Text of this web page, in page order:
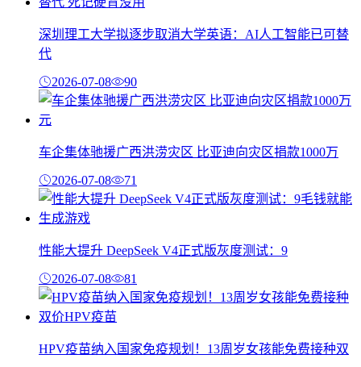
深圳理工大学拟逐步取消大学英语：AI人工智能已可替
代
2026-07-08 90
车企集体驰援广西洪涝灾区 比亚迪向灾区捐款1000万
2026-07-08 71
性能大提升 DeepSeek V4正式版灰度测试：9
2026-07-08 81
HPV疫苗纳入国家免疫规划！13周岁女孩能免费接种双